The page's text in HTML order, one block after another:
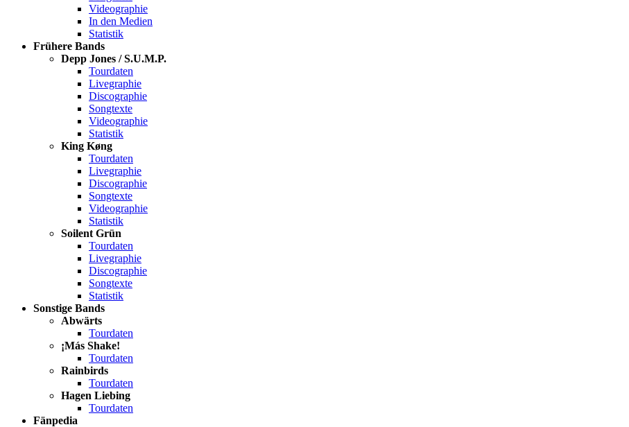
Videographie
In den Medien
Statistik
Frühere Bands
Depp Jones / S.U.M.P.
Tourdaten
Livegraphie
Discographie
Songtexte
Videographie
Statistik
King Køng
Tourdaten
Livegraphie
Discographie
Songtexte
Videographie
Statistik
Soilent Grün
Tourdaten
Livegraphie
Discographie
Songtexte
Statistik
Sonstige Bands
Abwärts
Tourdaten
¡Más Shake!
Tourdaten
Rainbirds
Tourdaten
Hagen Liebing
Tourdaten
Fänpedia